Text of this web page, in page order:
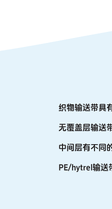
织物输送带具
无覆盖层输送
中间层有不同
PE/hytrel输送